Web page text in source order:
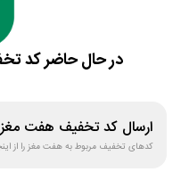
در حال حاضر کد
ارسال کد تخفیف هفت مغز
کدهای تخفیف مربوط بههفت مغزرا از